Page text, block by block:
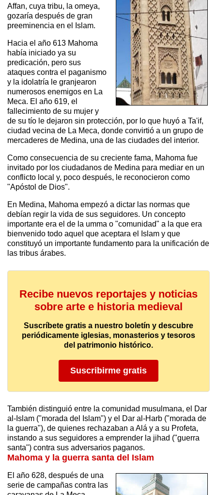
Affan, cuya tribu, la omeya,
gozaría después de gran
preeminencia en el Islam.
Hacia el año 613 Mahoma
había iniciado ya su
predicación, pero sus
ataques contra el paganismo
y la idolatría le granjearon
numerosos enemigos en La
Meca. El año 619, el
fallecimiento de su mujer y
de su tío le dejaron sin protección, por lo que huyó a Ta'if,
ciudad vecina de La Meca, donde convirtió a un grupo de
mercaderes de Medina, una de las ciudades del interior.
Como consecuencia de su creciente fama, Mahoma fue
invitado por los ciudadanos de Medina para mediar en un
conflicto local y, poco después, le reconocieron como
"Apóstol de Dios".
En Medina, Mahoma empezó a dictar las normas que
debían regir la vida de sus seguidores. Un concepto
importante era el de la umma o "comunidad" a la que era
bienvenido todo aquel que aceptara el Islam y que
constituyó un importante fundamento para la unificación de
las tribus árabes.
Recibe nuevos reportajes y noticias
sobre arte e historia medieval
Suscríbete gratis a nuestro boletín y descubre
periódicamente iglesias, monasterios y tesoros
del patrimonio histórico.
Suscribirme gratis
También distinguió entre la comunidad musulmana, el Dar
al-Islam ("morada del Islam") y el Dar al-Harb ("morada de
la guerra"), de quienes rechazaban a Alá y a su Profeta,
instando a sus seguidores a emprender la jihad ("guerra
santa") contra sus adversarios paganos.
Mahoma y la guerra santa del Islam
El año 628, después de una
serie de campañas contra las